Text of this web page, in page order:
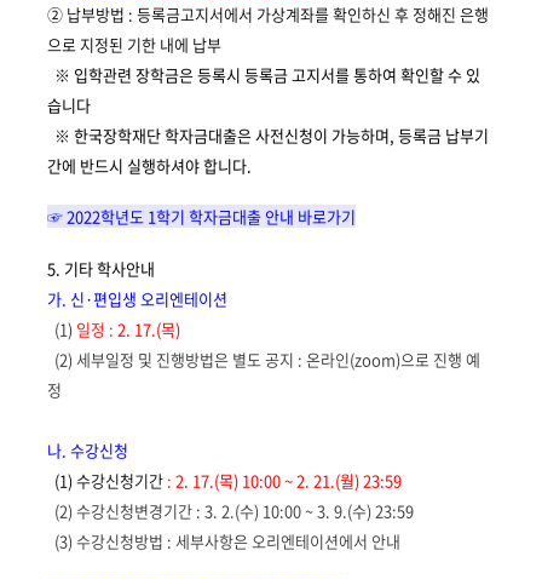
② 납부방법 : 등록금고지서에서 가상계좌를 확인하신 후 정해진 은행
으로 지정된 기한 내에 납부
※ 입학관련 장학금은 등록시 등록금 고지서를 통하여 확인할 수 있
습니다
※ 한국장학재단 학자금대출은 사전신청이 가능하며, 등록금 납부기
간에 반드시 실행하셔야 합니다.
☞ 2022학년도 1학기 학자금대출 안내 바로가기
5. 기타학사안내
가. 신·편입생 오리엔테이션
(1) 일정 :2. 17.(목)
(2)세부일정 및 진행방법은 별도 공지 :온라인(zoom)으로 진행 예
정
나.수강신청
(1)수강신청기간 :2. 17.(목) 10:00~ 2. 21.(월) 23:59
(2)수강신청변경기간 : 3. 2.(수) 10:00~ 3. 9.(수) 23:59
(3)수강신청방법 : 세부사항은 오리엔테이션에서 안내